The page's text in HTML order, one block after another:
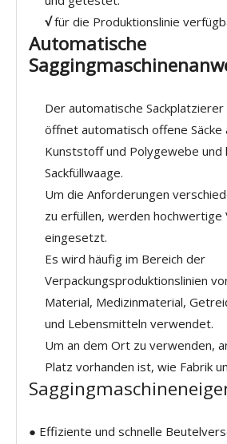
√für die Produktionslinie
Automatische
Der automatische Sackplatzierer
öffnet automatisch offene Säcke
Kunststoff und Polygewebe und
Sackfüllwaage.
Um die Anforderungen
zu erfüllen, werden hochwertige
eingesetzt.
Es wird häufig im Bereich der
Verpackungsproduktionslinien
Material, Medizinmaterial,
und Lebensmitteln verwendet.
Um an dem Ort zu verwenden,
Platz vorhanden ist, wie Fabrik
● Effiziente und schnelle